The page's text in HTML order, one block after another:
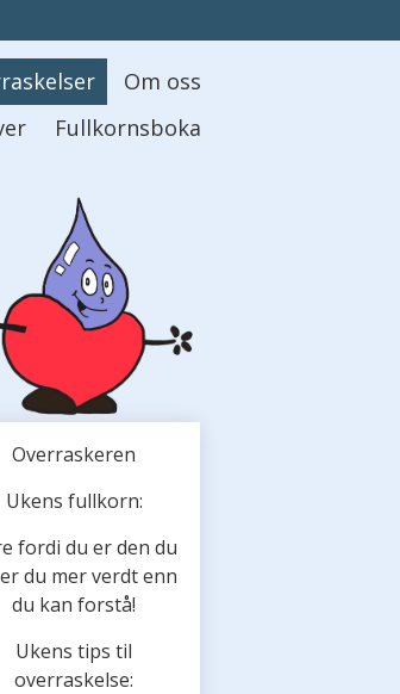
Om oss
Fullkornsboka
Overraskeren
Ukens fullkorn:
fordi du er den du
du mer verdt enn
du kan forstå!
Ukens tips til
overraskelse: